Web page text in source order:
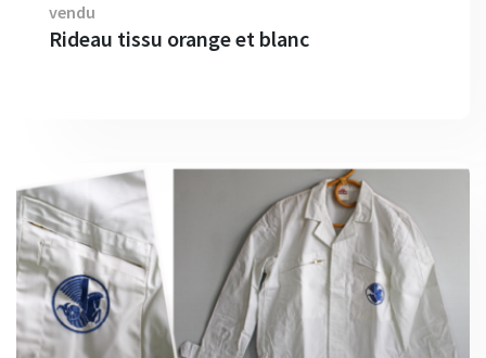
vendu
Rideau tissu orange et blanc